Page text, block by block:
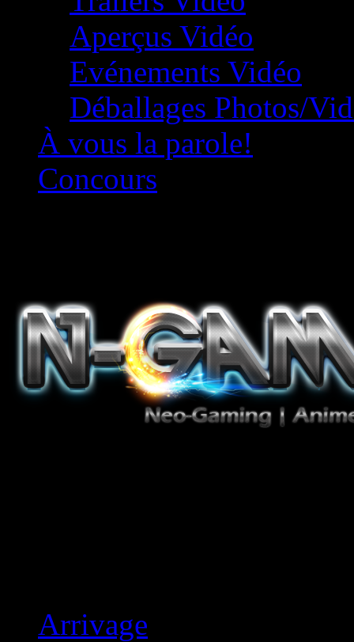
Aperçus Vidéo
Evénements Vidéo
Déballages Photos/
À vous la parole!
Concours
Arrivage